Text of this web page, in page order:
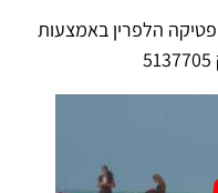
הלפרין באמצעות